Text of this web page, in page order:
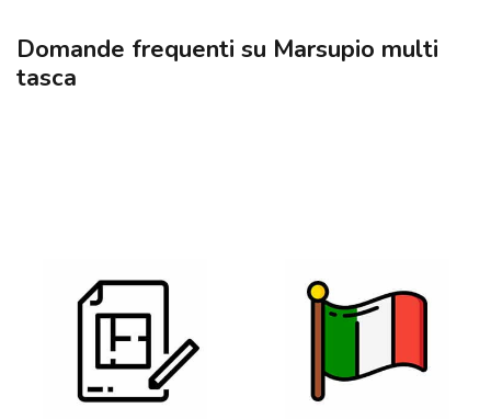
Domande frequenti su Marsupio multi
tasca